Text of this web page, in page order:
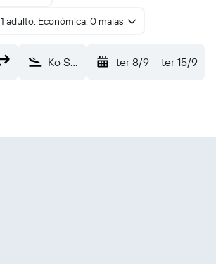
1 adulto, Económica, 0 malas
Ko Samui (USM) ter 8/9 - ter 15/9